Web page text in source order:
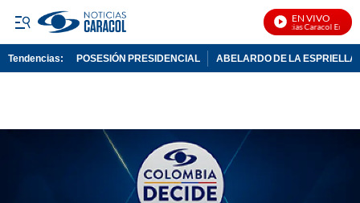
EN VIVO
Noticias Caracol En Vivo
Tendencias: POSESIÓN PRESIDENCIAL ABELARDO DE LA ESPRIELLA